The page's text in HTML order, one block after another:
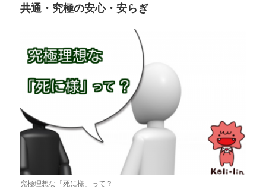
共通・究極の安心・安らぎ
究極理想な「死に様」って？